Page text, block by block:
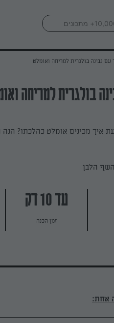
עם גבינה בולגרית למריחה ואומלט
בולגרית למריחה
איך מכינים אומלט כהלכתו?
הלבן
עד 10 דק
זמן הכנה
אחת: